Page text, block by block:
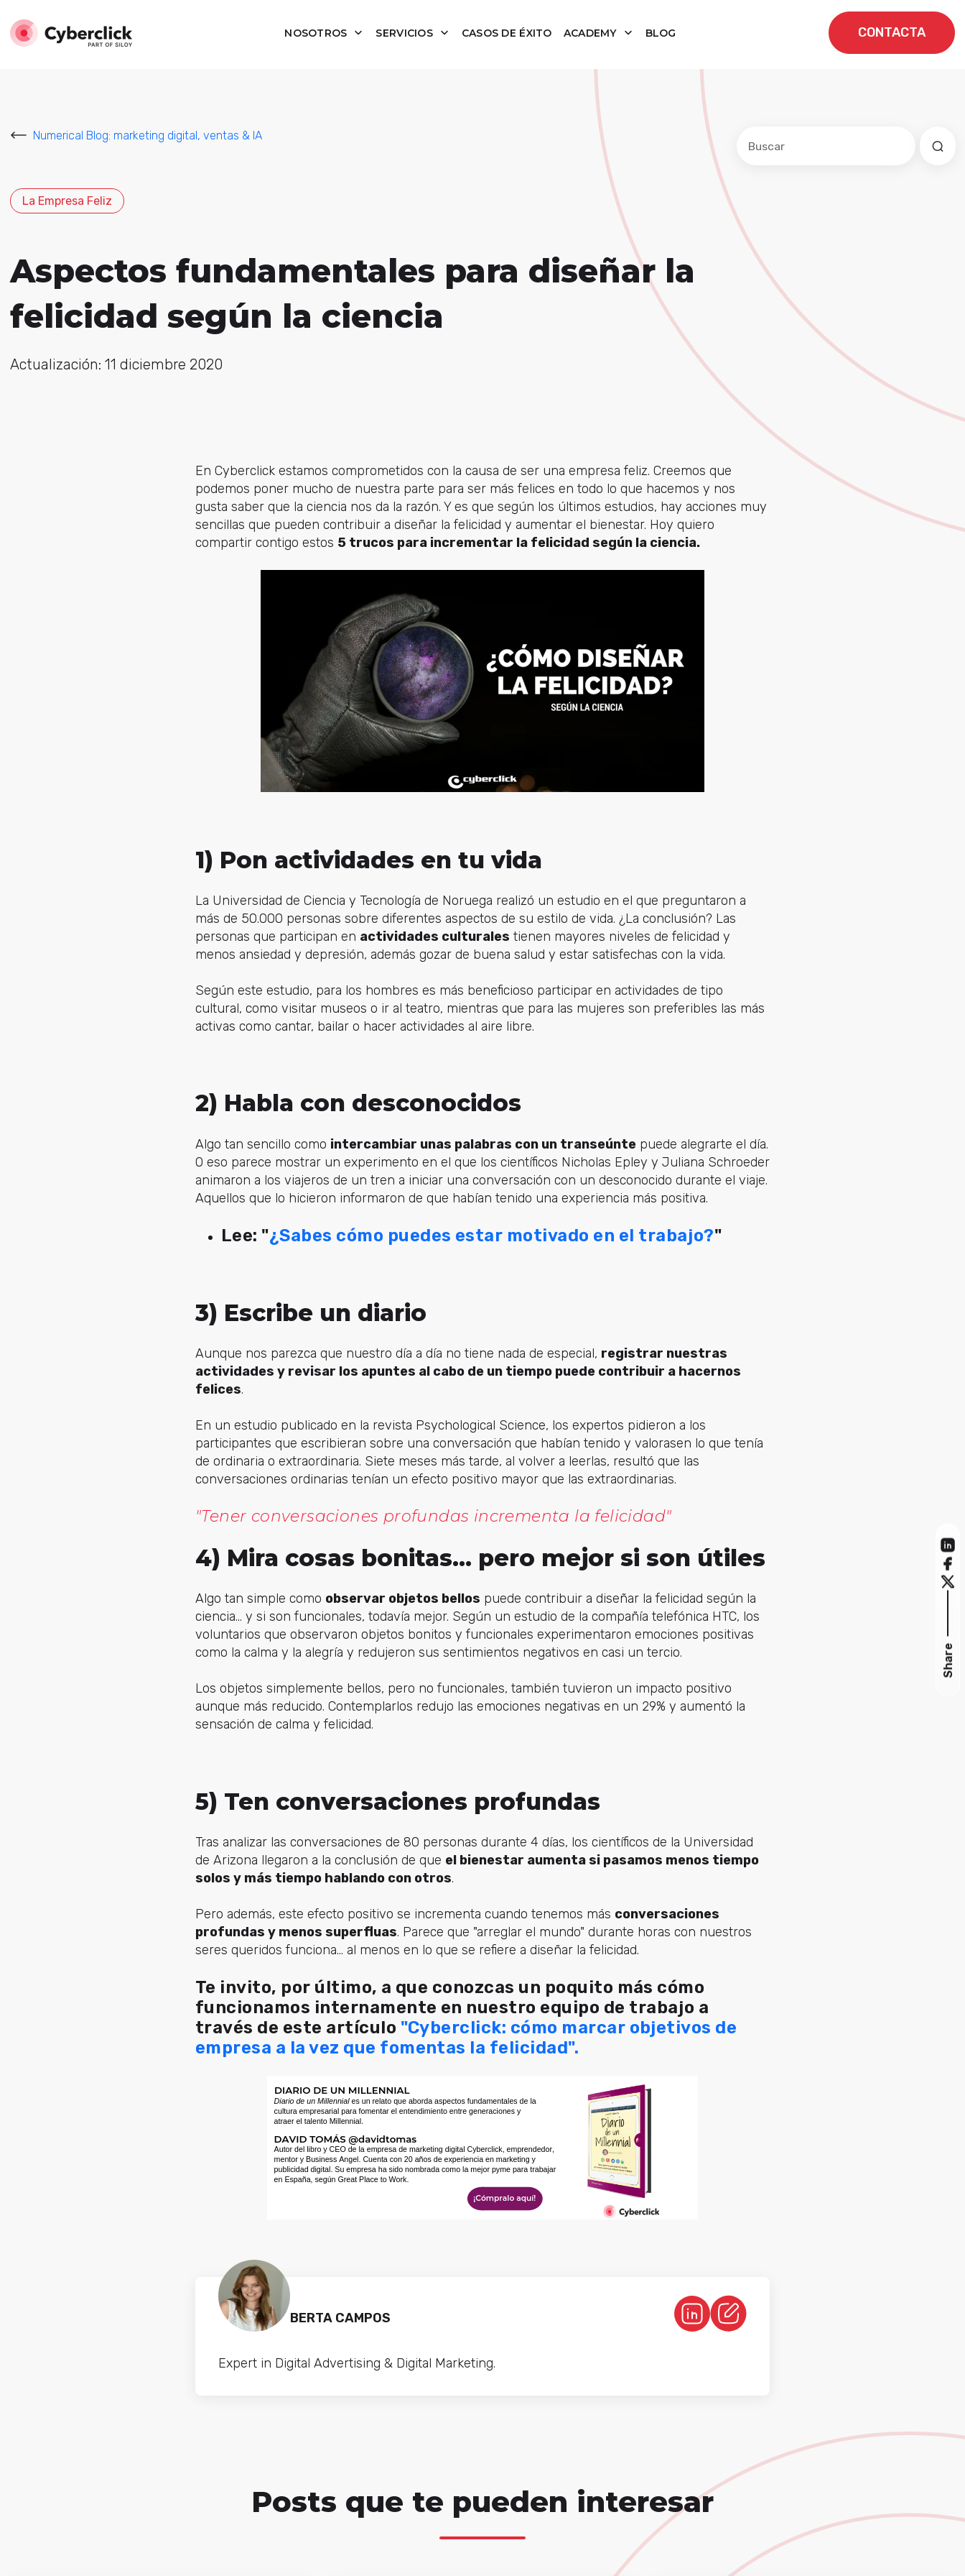
NOSOTROS SERVICIOS CASOS DE ÉXITO ACADEMY BLOG CONTACTA
Numerical Blog: marketing digital, ventas & IA
La Empresa Feliz
Aspectos fundamentales para diseñar la
felicidad según la ciencia
Actualización: 11 diciembre 2020
En Cyberclick estamos comprometidos con la causa de ser una empresa feliz. Creemos que
podemos poner mucho de nuestra parte para ser más felices en todo lo que hacemos y nos
gusta saber que la ciencia nos da la razón. Y es que según los últimos estudios, hay acciones muy
sencillas que pueden contribuir a diseñar la felicidad y aumentar el bienestar. Hoy quiero
compartir contigo estos 5 trucos para incrementar la felicidad según la ciencia.
1) Pon actividades en tu vida
La Universidad de Ciencia y Tecnología de Noruega realizó un estudio en el que preguntaron a
más de 50.000 personas sobre diferentes aspectos de su estilo de vida. ¿La conclusión? Las
personas que participan en actividades culturales tienen mayores niveles de felicidad y
menos ansiedad y depresión, además gozar de buena salud y estar satisfechas con la vida.
Según este estudio, para los hombres es más beneficioso participar en actividades de tipo
cultural, como visitar museos o ir al teatro, mientras que para las mujeres son preferibles las más
activas como cantar, bailar o hacer actividades al aire libre.
2) Habla con desconocidos
Algo tan sencillo como intercambiar unas palabras con un transeúnte puede alegrarte el día.
O eso parece mostrar un experimento en el que los científicos Nicholas Epley y Juliana Schroeder
animaron a los viajeros de un tren a iniciar una conversación con un desconocido durante el viaje.
Aquellos que lo hicieron informaron de que habían tenido una experiencia más positiva.
Lee: "¿Sabes cómo puedes estar motivado en el trabajo?"
3) Escribe un diario
Aunque nos parezca que nuestro día a día no tiene nada de especial, registrar nuestras
actividades y revisar los apuntes al cabo de un tiempo puede contribuir a hacernos
felices.
En un estudio publicado en la revista Psychological Science, los expertos pidieron a los
participantes que escribieran sobre una conversación que habían tenido y valorasen lo que tenía
de ordinaria o extraordinaria. Siete meses más tarde, al volver a leerlas, resultó que las
conversaciones ordinarias tenían un efecto positivo mayor que las extraordinarias.
"Tener conversaciones profundas incrementa la felicidad"
4) Mira cosas bonitas... pero mejor si son útiles
Algo tan simple como observar objetos bellos puede contribuir a diseñar la felicidad según la
ciencia... y si son funcionales, todavía mejor. Según un estudio de la compañía telefónica HTC, los
voluntarios que observaron objetos bonitos y funcionales experimentaron emociones positivas
como la calma y la alegría y redujeron sus sentimientos negativos en casi un tercio.
Los objetos simplemente bellos, pero no funcionales, también tuvieron un impacto positivo
aunque más reducido. Contemplarlos redujo las emociones negativas en un 29% y aumentó la
sensación de calma y felicidad.
5) Ten conversaciones profundas
Tras analizar las conversaciones de 80 personas durante 4 días, los científicos de la Universidad
de Arizona llegaron a la conclusión de que el bienestar aumenta si pasamos menos tiempo
solos y más tiempo hablando con otros.
Pero además, este efecto positivo se incrementa cuando tenemos más conversaciones
profundas y menos superfluas. Parece que "arreglar el mundo" durante horas con nuestros
seres queridos funciona... al menos en lo que se refiere a diseñar la felicidad.
Te invito, por último, a que conozcas un poquito más cómo
funcionamos internamente en nuestro equipo de trabajo a
través de este artículo "Cyberclick: cómo marcar objetivos de
empresa a la vez que fomentas la felicidad".
BERTA CAMPOS
Expert in Digital Advertising & Digital Marketing.
Share
Posts que te pueden interesar